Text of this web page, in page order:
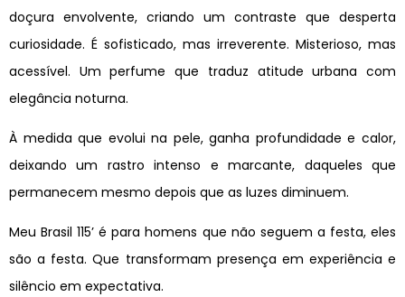
doçura envolvente, criando um contraste que desperta
curiosidade. É sofisticado, mas irreverente. Misterioso, mas
acessível. Um perfume que traduz atitude urbana com
elegância noturna.
À medida que evolui na pele, ganha profundidade e calor,
deixando um rastro intenso e marcante, daqueles que
permanecem mesmo depois que as luzes diminuem.
Meu Brasil 115’ é para homens que não seguem a festa, eles
são a festa. Que transformam presença em experiência e
silêncio em expectativa.